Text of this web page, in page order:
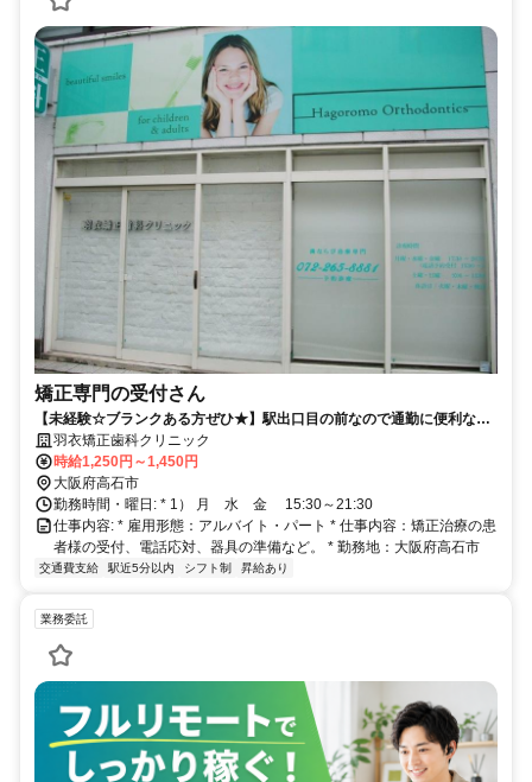
矯正専門の受付さん
【未経験☆ブランクある方ぜひ★】駅出口目の前なので通勤に便利な職
場です☆週1日から大丈夫です。
羽衣矯正歯科クリニック
時給1,250円～1,450円
大阪府高石市
勤務時間・曜日: * 1） 月 水 金 15:30～21:30
仕事内容: * 雇用形態：アルバイト・パート * 仕事内容：矯正治療の患
者様の受付、電話応対、器具の準備など。 * 勤務地：大阪府高石市
交通費支給 駅近5分以内 シフト制 昇給あり
業務委託